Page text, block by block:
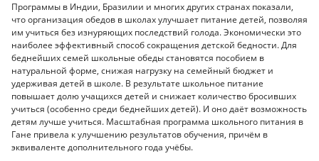
Программы в Индии, Бразилии и многих других странах показали,
что организация обедов в школах улучшает питание детей, позволяя
им учиться без изнуряющих последствий голода. Экономически это
наиболее эффективный способ сокращения детской бедности. Для
беднейших семей школьные обеды становятся пособием в
натуральной форме, снижая нагрузку на семейный бюджет и
удерживая детей в школе. В результате школьное питание
повышает долю учащихся детей и снижает количество бросивших
учиться (особенно среди беднейших детей). И оно даёт возможность
детям лучше учиться. Масштабная программа школьного питания в
Гане привела к улучшению результатов обучения, причём в
эквиваленте дополнительного года учёбы.